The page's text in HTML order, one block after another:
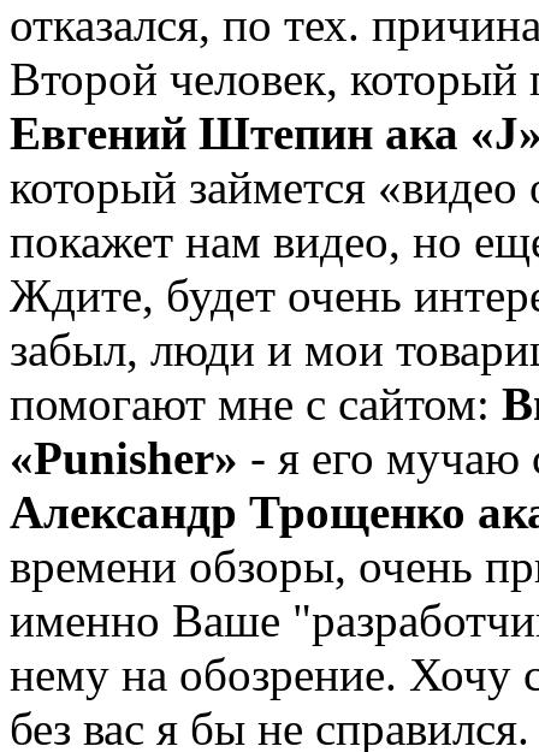
отказался, по тех.
Второй человек, который
Евгений Штепин ака
который займется
покажет нам видео, но
Ждите, будет очень
забыл, люди и мои
помогают мне с сайтом:
«Punisher» - я его мучаю
Александр Трощенко
времени обзоры, очень
именно Ваше
нему на обозрение. Хочу
без вас я бы не